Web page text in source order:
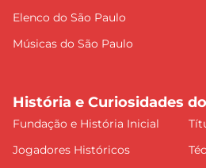
Elenco do São Paulo
Músicas do São Paulo
História e Curiosidades
Fundação e História Inicial
Jogadores Históricos